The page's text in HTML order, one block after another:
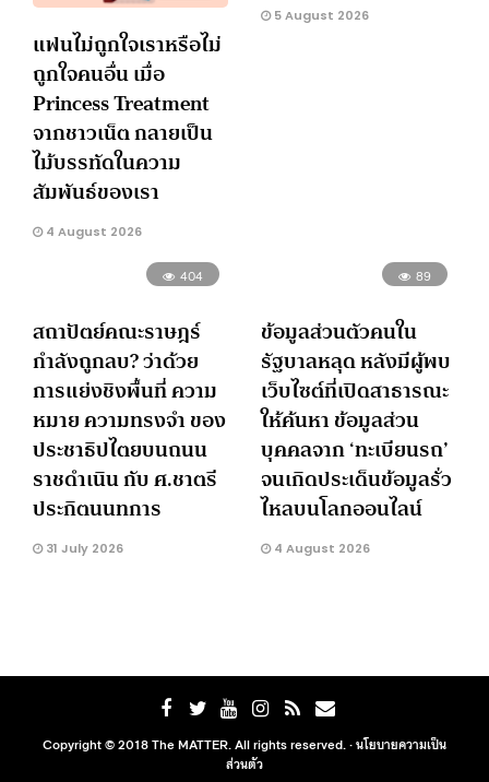
แฟนไม่ถูกใจเราหรือไม่
ถูกใจคนอื่น เมื่อ
Princess Treatment
จากชาวเน็ต กลายเป็น
ไม้บรรทัดในความ
สัมพันธ์ของเรา
4 August 2026
5 August 2026
404
สถาปัตย์คณะราษฎร์
กำลังถูกลบ? ว่าด้วย
การแย่งชิงพื้นที่ ความ
หมาย ความทรงจำ ของ
ประชาธิปไตยบนถนน
ราชดำเนิน กับ ศ.ชาตรี
ประกิตนนทการ
31 July 2026
89
ข้อมูลส่วนตัวคนใน
รัฐบาลหลุด หลังมีผู้พบ
เว็บไซต์ที่เปิดสาธารณะ
ให้ค้นหา ข้อมูลส่วน
บุคคลจาก ‘ทะเบียนรถ’
จนเกิดประเด็นข้อมูลรั่ว
ไหลบนโลกออนไลน์
4 August 2026
Copyright © 2018 The MATTER. All rights reserved. ·นโยบายความเป็น
ส่วนตัว